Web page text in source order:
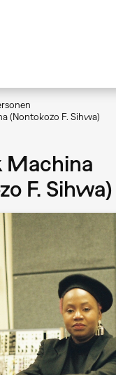
(Nontokozo F. Sihwa)
Machina
F. Sihwa)